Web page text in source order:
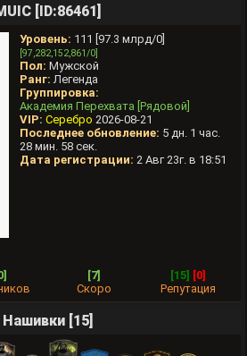
[ID:86461]
Уровень: 111 [97.3 млрд/0]
[97,282,152,861/0]
Пол: Мужской
Ранг: Легенда
Группировка:
Академия Перехвата [Рядовой]
VIP: Серебро 2026-08-21
Последнее обновление: 5 дн. 1 час.
28 мин. 58 сек.
Дата регистрации: 2 Авг 23г. в 18:51
[7]
Скоро
[15] [0]
Репутация
Нашивки [15]